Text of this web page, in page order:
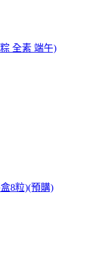
全素 端午)
8粒)(預購)